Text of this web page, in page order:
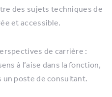
des sujets techniques de
et accessible.
de carrière :
à l’aise dans la fonction,
poste de consultant.